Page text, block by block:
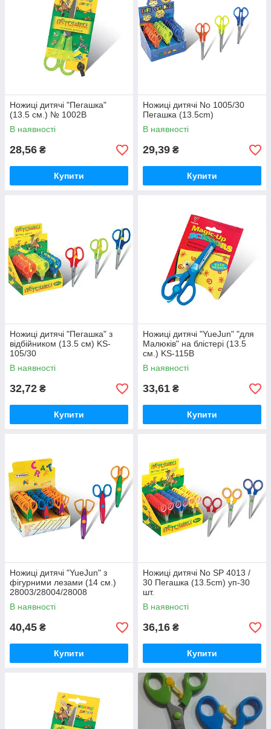
Ножиці дитячі "Пегашка"
(13.5 см.) № 1002В
В наявності
28,56 ₴
Купити
Ножиці дитячі No 1005/30
Пегашка (13.5cm)
В наявності
29,39 ₴
Купити
Ножиці дитячі "Пегашка" з
відбійником (13.5 см) KS-
105/30
В наявності
32,72 ₴
Купити
Ножиці дитячі "YueJun" "для
Малюків" на блістері (13.5
см.) KS-115В
В наявності
33,61 ₴
Купити
Ножиці дитячі "YueJun" з
фігурними лезами (14 см.)
28003/28004/28008
В наявності
40,45 ₴
Купити
Ножиці дитячі No SP 4013 /
30 Пегашка (13.5cm) уп-30
шт.
В наявності
36,16 ₴
Купити